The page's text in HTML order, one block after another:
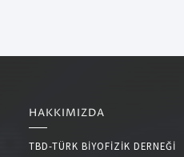
HAKKIMIZDA
TBD-TÜRK BİYOFİZİK DERNEĞİ